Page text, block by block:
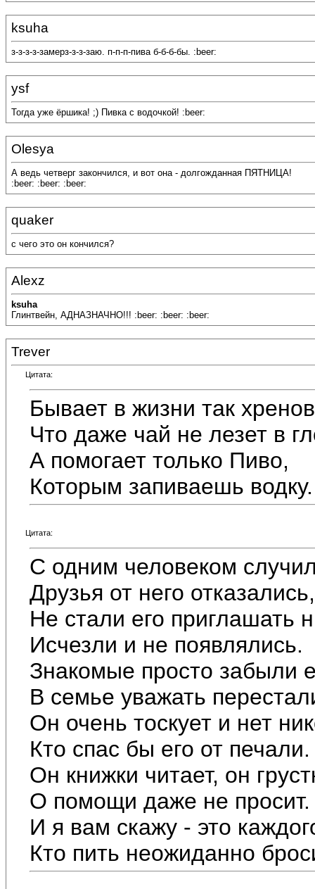
ksuha
з-з-з-з-замерз-з-з-заю. п-п-п-пива б-б-б-бы. :beer:
ysf
Тогда уже ёршика! ;) Пивка с водочкой! :beer:
Olesya
А ведь четверг закончился, и вот она - долгожданная ПЯТНИЦА!
:beer: :beer: :beer:
quaker
с чего это он кончился?
Alexz
ksuha
Глинтвейн, АДНАЗНАЧНО!!! :beer: :beer: :beer:
Trever
Цитата:
Бывает в жизни так
Что даже чай не лезет в
А помогает только Пиво,
Которым запиваешь водку.
Цитата:
С одним человеком
Друзья от него отказались,
Не стали его приглашать
Исчезли и не появлялись.
Знакомые просто забыли
В семье уважать
Он очень тоскует и нет
Кто спас бы его от печали.
Он книжки читает, он
О помощи даже не просит.
И я вам скажу - это
Кто пить неожиданно